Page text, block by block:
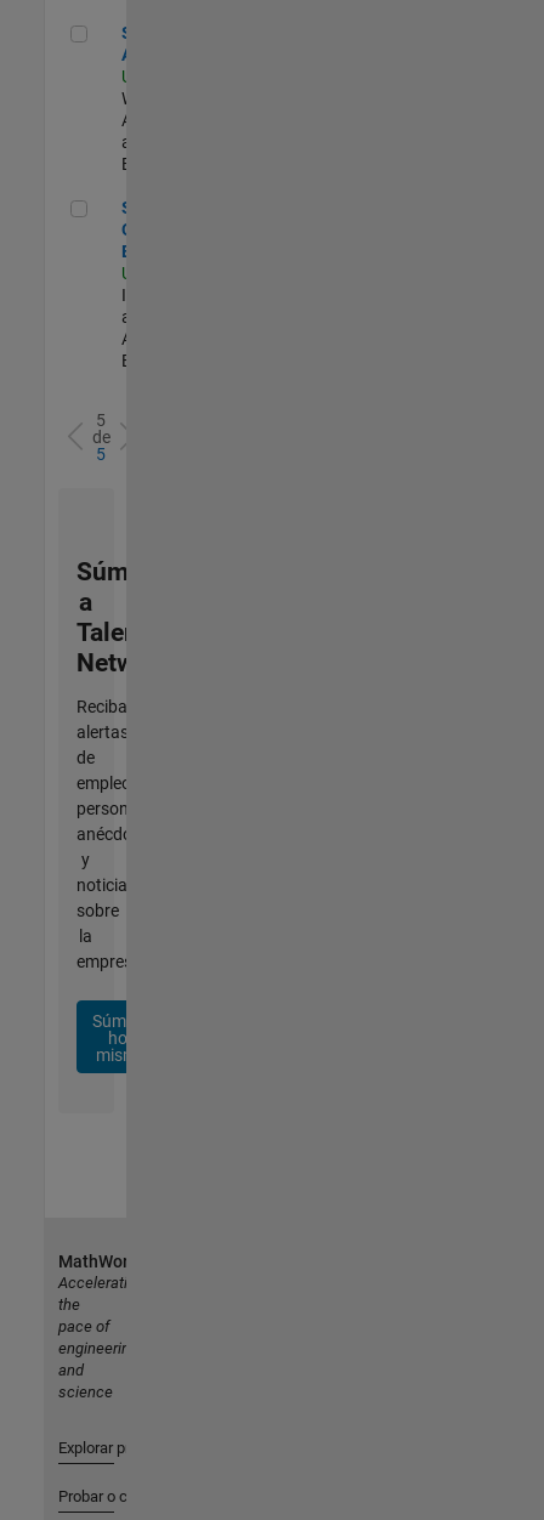
Senior Applied AI Engineer
Senior Applied
AI Engineer
US-MA-Natick
Web
Applications
and Services |
Experimentado
Senior Observability Engineer
Senior
Observability
Engineer
US-MA-Natick
Infrastructure
and
Architecture |
Experimentado
5
de
5
Súmese
a
Talent
Network
Reciba
alertas
de
empleo
personalizadas,
anécdotas
y
noticias
sobre
la
empresa.
Súmese
hoy
mismo
MathWorks
Accelerating
the
pace of
engineering
and
science
Explorar productos
Probar o comprar